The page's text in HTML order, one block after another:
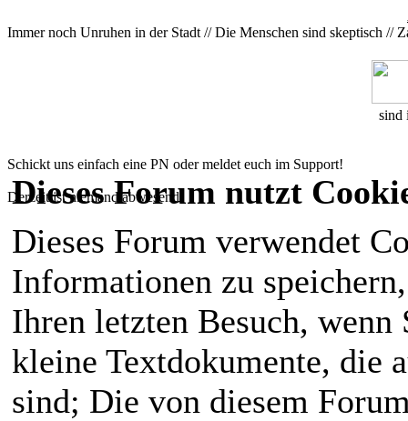
Immer noch Unruhen in der Stadt // Die Menschen sind skeptisch //
sind
Schickt uns einfach eine PN oder meldet euch im Support!
Derzeit ist niemand abwesend!
Dieses Forum nutzt
Dieses Forum verwendet
Informationen zu
Ihren letzten Besuch,
kleine Textdokumente, die
sind; Die von diesem